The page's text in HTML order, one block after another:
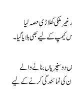
سپر لیگ (پی ایس ایل) کے سیزن 9میں بطور غیر ملکی کھلاڑی حصہ لیا
کیمپ کے لیے بھی بلایا گیا۔
میں دو سنچریاں بنانے والے
کی نمائندگی کرنے کے لیے